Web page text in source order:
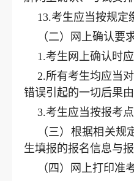
13.考生应当按规定
（二）网上确认要
1.考生网上确认时
2.所有考生均应当
错误引起的一切后果由
3.考生应当按报考
（三）根据相关
生填报的报名信息与
（四）网上打印准